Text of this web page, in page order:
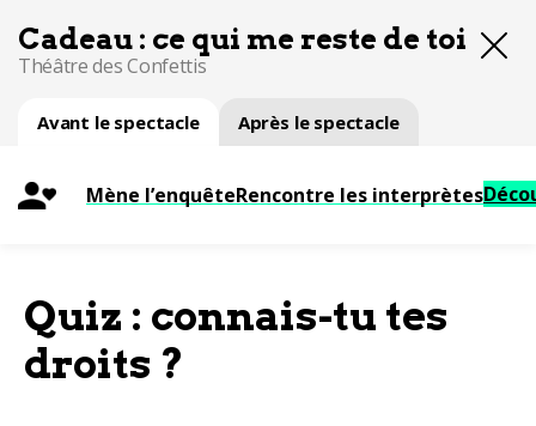
Cadeau : ce qui me reste de toi
Théâtre des Confettis
Avant le spectacle Après le spectacle
Mène l’enquêteRencontre les interprètes
Quiz : connais-tu tes
droits ?